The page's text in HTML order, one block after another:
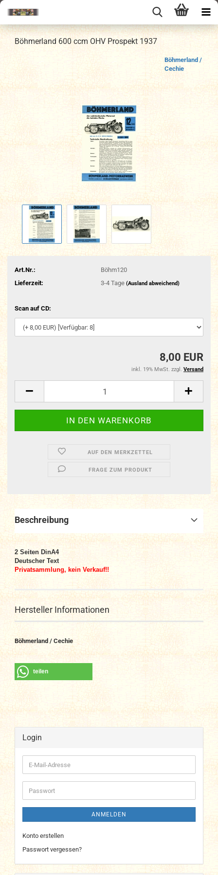
Böhmerland 600 ccm OHV Prospekt 1937
Böhmerland /
Cechie
Art.Nr.:
Böhm120
Lieferzeit:
3-4 Tage (Ausland abweichend)
Scan auf CD:
8,00 EUR
inkl. 19% MwSt. zzgl. Versand
AUF DEN MERKZETTEL
FRAGE ZUM PRODUKT
Beschreibung
2 Seiten DinA4
Deutscher Text
Privatsammlung, kein Verkauf!!
Hersteller Informationen
Böhmerland / Cechie
teilen
Login
E-
Mail-
Adresse
Passwort
ANMELDEN
Konto erstellen
Passwort vergessen?